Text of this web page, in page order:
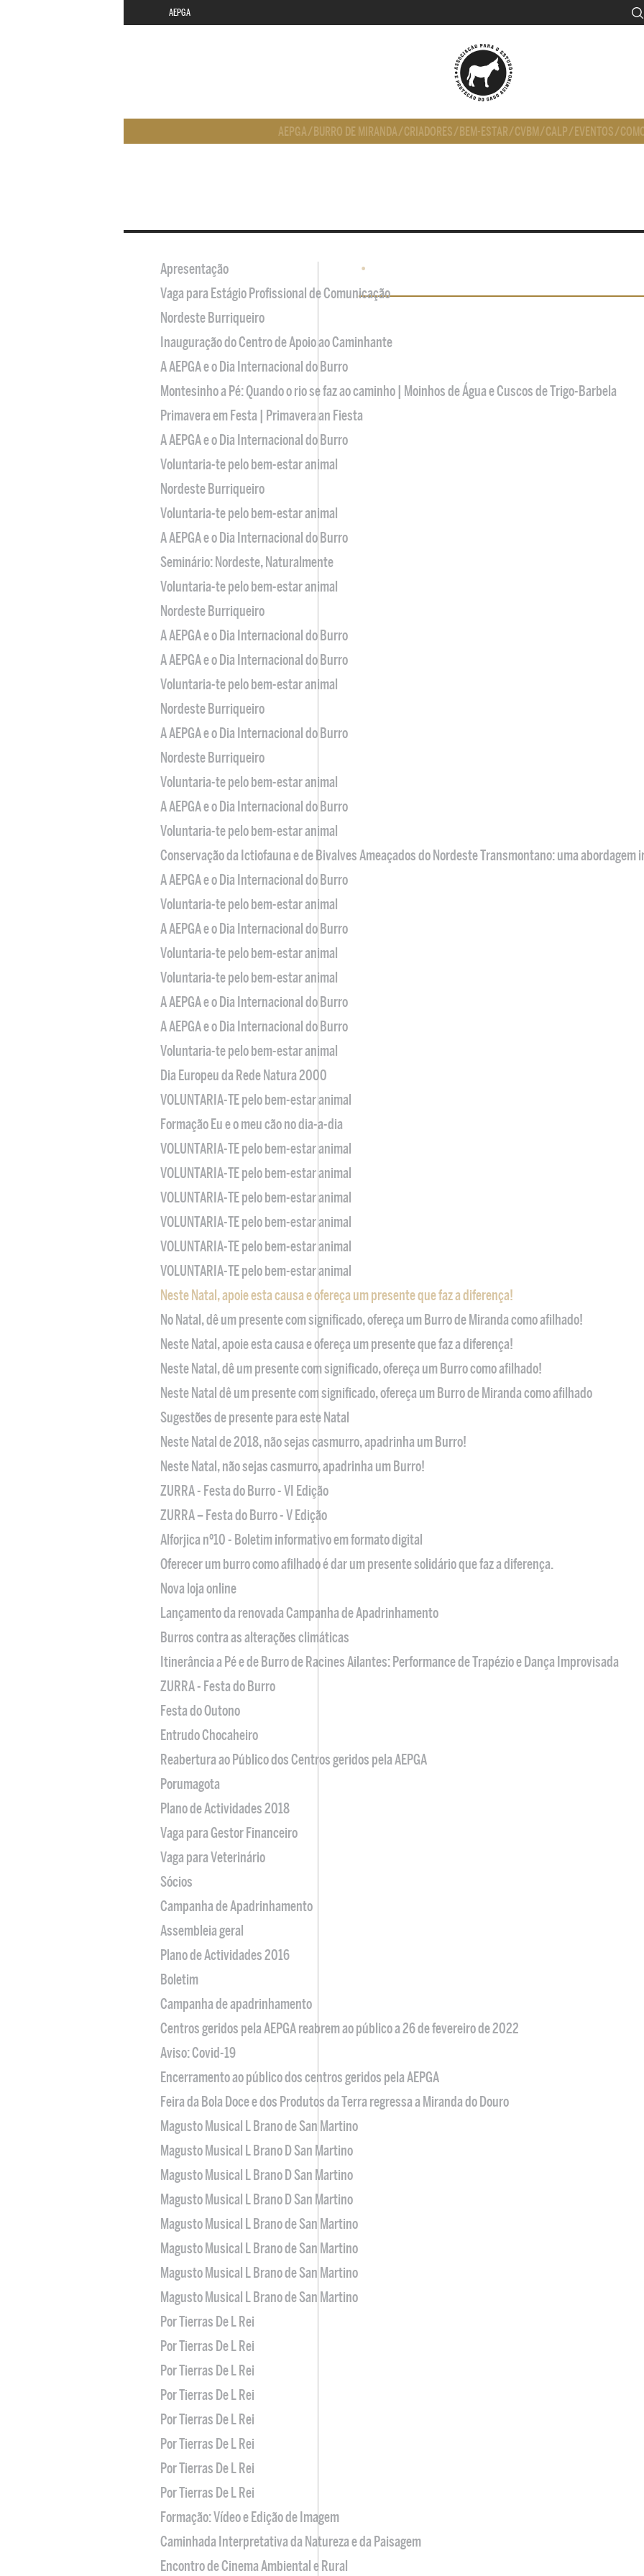
AEPGA
AEPGA/ BURRO DE MIRANDA/CRIADORES/ BEM-ESTAR/CVBM/CALP/ EVENTOS/
•
Apresentação
Vaga para Estágio Profissional de Comunicação
Nordeste Burriqueiro
Inauguração do Centro de Apoio ao Caminhante
A AEPGA e o Dia Internacional do Burro
Montesinho a Pé: Quando o rio se faz ao caminho | Moinhos de Água e Cuscos de Trigo-Barbela
Primavera em Festa | Primavera an Fiesta
A AEPGA e o Dia Internacional do Burro
Voluntaria-te pelo bem-estar animal
Nordeste Burriqueiro
Voluntaria-te pelo bem-estar animal
A AEPGA e o Dia Internacional do Burro
Seminário: Nordeste, Naturalmente
Voluntaria-te pelo bem-estar animal
Nordeste Burriqueiro
A AEPGA e o Dia Internacional do Burro
A AEPGA e o Dia Internacional do Burro
Voluntaria-te pelo bem-estar animal
Nordeste Burriqueiro
A AEPGA e o Dia Internacional do Burro
Nordeste Burriqueiro
Voluntaria-te pelo bem-estar animal
A AEPGA e o Dia Internacional do Burro
Voluntaria-te pelo bem-estar animal
Conservação da Ictiofauna e de Bivalves Ameaçados do Nordeste Transmontano: uma abordagem
A AEPGA e o Dia Internacional do Burro
Voluntaria-te pelo bem-estar animal
A AEPGA e o Dia Internacional do Burro
Voluntaria-te pelo bem-estar animal
Voluntaria-te pelo bem-estar animal
A AEPGA e o Dia Internacional do Burro
A AEPGA e o Dia Internacional do Burro
Voluntaria-te pelo bem-estar animal
Dia Europeu da Rede Natura 2000
VOLUNTARIA-TE pelo bem-estar animal
Formação Eu e o meu cão no dia-a-dia
VOLUNTARIA-TE pelo bem-estar animal
VOLUNTARIA-TE pelo bem-estar animal
VOLUNTARIA-TE pelo bem-estar animal
VOLUNTARIA-TE pelo bem-estar animal
VOLUNTARIA-TE pelo bem-estar animal
VOLUNTARIA-TE pelo bem-estar animal
Neste Natal, apoie esta causa e ofereça um presente que faz a diferença!
No Natal, dê um presente com significado, ofereça um Burro de Miranda como afilhado!
Neste Natal, apoie esta causa e ofereça um presente que faz a diferença!
Neste Natal, dê um presente com significado, ofereça um Burro como afilhado!
Neste Natal dê um presente com significado, ofereça um Burro de Miranda como afilhado
Sugestões de presente para este Natal
Neste Natal de 2018, não sejas casmurro, apadrinha um Burro!
Neste Natal, não sejas casmurro, apadrinha um Burro!
ZURRA - Festa do Burro - VI Edição
ZURRA – Festa do Burro - V Edição
Alforjica nº10 - Boletim informativo em formato digital
Oferecer um burro como afilhado é dar um presente solidário que faz a diferença.
Nova loja online
Lançamento da renovada Campanha de Apadrinhamento
Burros contra as alterações climáticas
Itinerância a Pé e de Burro de Racines Ailantes: Performance de Trapézio e Dança Improvisada
ZURRA - Festa do Burro
Festa do Outono
Entrudo Chocaheiro
Reabertura ao Público dos Centros geridos pela AEPGA
Porumagota
Plano de Actividades 2018
Vaga para Gestor Financeiro
Vaga para Veterinário
Sócios
Campanha de Apadrinhamento
Assembleia geral
Plano de Actividades 2016
Boletim
Campanha de apadrinhamento
Centros geridos pela AEPGA reabrem ao público a 26 de fevereiro de 2022
Aviso: Covid-19
Encerramento ao público dos centros geridos pela AEPGA
Feira da Bola Doce e dos Produtos da Terra regressa a Miranda do Douro
Magusto Musical L Brano de San Martino
Magusto Musical L Brano D San Martino
Magusto Musical L Brano D San Martino
Magusto Musical L Brano D San Martino
Magusto Musical L Brano de San Martino
Magusto Musical L Brano de San Martino
Magusto Musical L Brano de San Martino
Magusto Musical L Brano de San Martino
Por Tierras De L Rei
Por Tierras De L Rei
Por Tierras De L Rei
Por Tierras De L Rei
Por Tierras De L Rei
Por Tierras De L Rei
Por Tierras De L Rei
Por Tierras De L Rei
Formação: Vídeo e Edição de Imagem
Caminhada Interpretativa da Natureza e da Paisagem
Encontro de Cinema Ambiental e Rural